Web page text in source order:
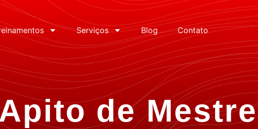
Serviços Blog Contato
de Mestre